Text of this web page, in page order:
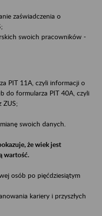
zaświadczenia o
swoich pracowników -
PIT 11A, czyli informacji o
do formularza PIT 40A, czyli
ZUS;
swoich danych.
że wiek jest
wartość.
osób po pięćdziesiątym
kariery i przyszłych